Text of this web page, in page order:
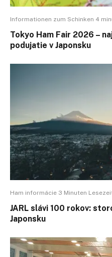
Informationen zum Schinken 4
Tokyo Ham Fair 2026 –
podujatie v Japonsku
Ham informácie 3 Minuten
JARL slávi 100 rokov:
Japonsku